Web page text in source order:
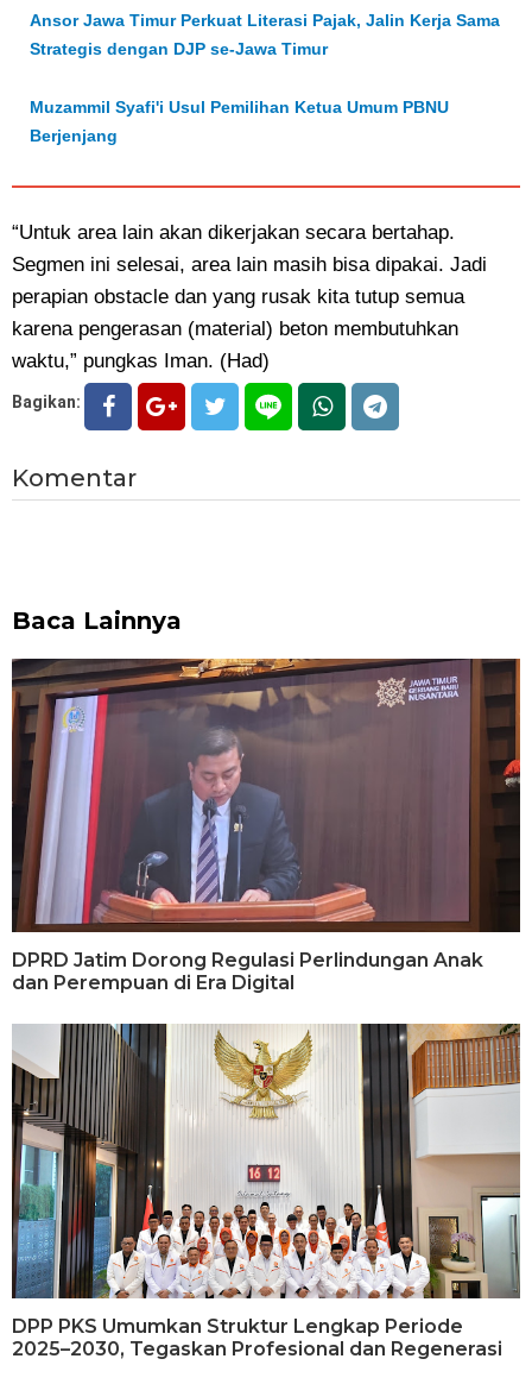
Ansor Jawa Timur Perkuat Literasi Pajak, Jalin Kerja Sama
Strategis dengan DJP se-Jawa Timur
Muzammil Syafi'i Usul Pemilihan Ketua Umum PBNU
Berjenjang
“Untuk area lain akan dikerjakan secara bertahap.
Segmen ini selesai, area lain masih bisa dipakai. Jadi
perapian obstacle dan yang rusak kita tutup semua
karena pengerasan (material) beton membutuhkan
waktu,” pungkas Iman. (Had)
Bagikan:
Komentar
Baca Lainnya
DPRD Jatim Dorong Regulasi Perlindungan Anak
dan Perempuan di Era Digital
DPP PKS Umumkan Struktur Lengkap Periode
2025–2030, Tegaskan Profesional dan Regenerasi